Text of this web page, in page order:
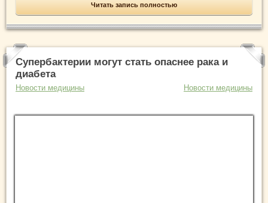
Читать запись полностью
Супербактерии могут стать опаснее рака и
диабета
Новости медицины Новости медицины